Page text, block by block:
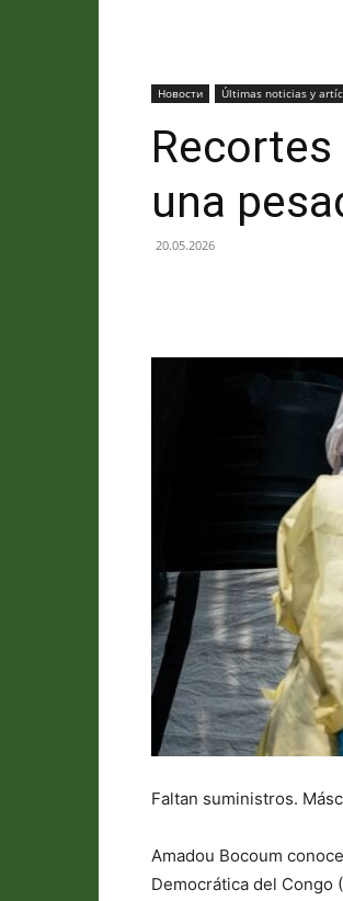
Новости Últimas noticias y
una
20.05.2026
Faltan suministros.
Amadou Bocoum
Democrática del Congo